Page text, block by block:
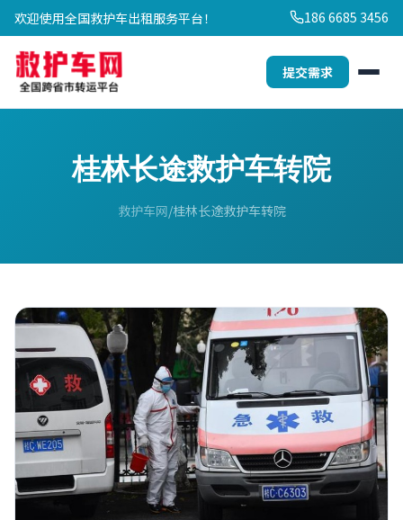
欢迎使用全国救护车出租服务平台！ 186 6685 3456
提交需求
桂林长途救护车转院
救护车网 桂林长途救护车转院